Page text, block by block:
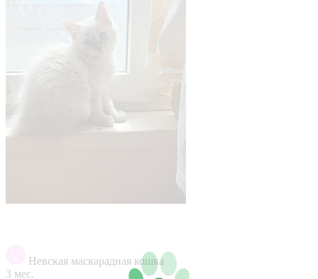
Невская маскарадная кошка
3 мес.